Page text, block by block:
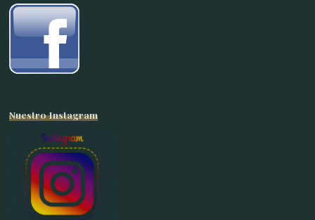
Nuestro Instagram